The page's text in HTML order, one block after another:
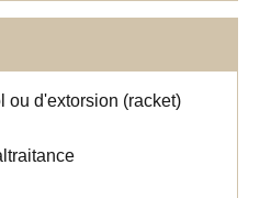
ou d'extorsion (racket)